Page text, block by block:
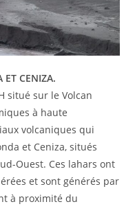
ET CENIZA.
situé sur le Volcan
à haute
volcaniques qui
et Ceniza, situés
Ouest. Ces lahars ont
et sont générés par
à proximité du